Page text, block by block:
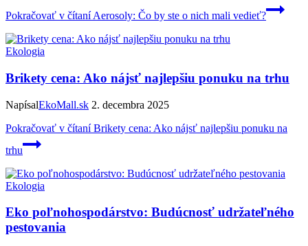
Pokračovať v čítaníAerosoly: Čo by ste o nich mali vedieť?
Ekologia
Brikety cena: Ako nájsť najlepšiu ponuku na trhu
NapísalEkoMall.sk 2. decembra 2025
Pokračovať v čítaníBrikety cena: Ako nájsť najlepšiu ponuku na
trhu
Ekologia
Eko poľnohospodárstvo: Budúcnosť udržateľného
pestovania